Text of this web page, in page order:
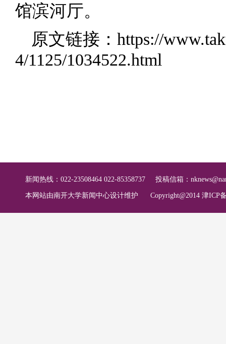
馆滨河厅。
原文链接： https://
4/1125/1034522.html
新闻热线：022-23508464 022-85358737 投稿信箱：
本网站由南开大学新闻中心设计维护 Copyright@2014 津ICP